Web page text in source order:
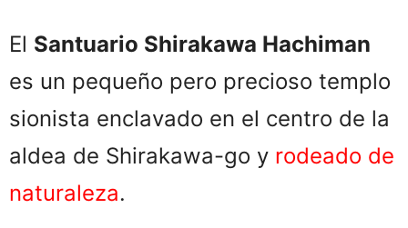
El Santuario Shirakawa Hachiman
es un pequeño pero precioso templo
sionista enclavado en el centro de la
aldea de Shirakawa-go y rodeado de
naturaleza.